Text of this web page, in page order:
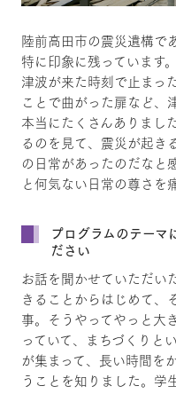
陸前高田市の震災遺構で
特に印象に残っています
津波が来た時刻で止まっ
ことで曲がった扉など、
本当にたくさんありまし
るのを見て、震災が起き
の日常があったのだなと
と何気ない日常の尊さを
プログラムのテーマ
ださい
お話を聞かせていただい
きることからはじめて、
事。そうやってやっと大
っていて、まちづくりと
が集まって、長い時間を
うことを知りました。学